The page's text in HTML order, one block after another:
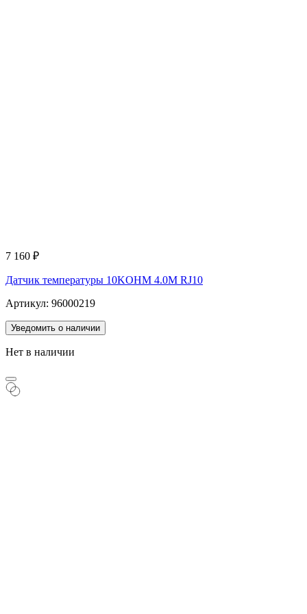
7 160 ₽
Датчик температуры 10KOHM 4.0M RJ10
Артикул: 96000219
Уведомить о наличии
Нет в наличии